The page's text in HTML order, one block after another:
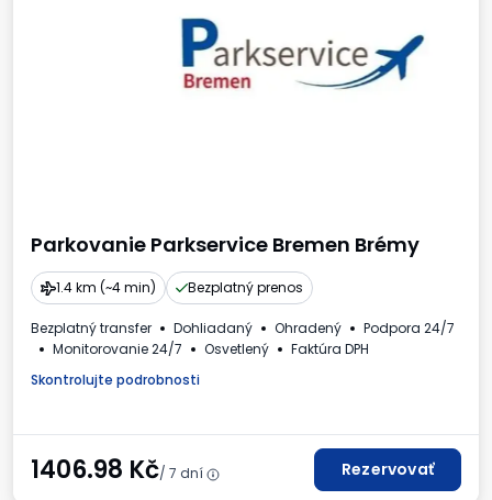
Parkovanie Parkservice Bremen Brémy
1.4 km (~4 min) Bezplatný prenos
Bezplatný transfer Dohliadaný Ohradený
Podpora 24/7
Monitorovanie 24/7
Osvetlený
Faktúra DPH
Skontrolujte podrobnosti
1406.98 Kč/ 7 dní Rezervovať